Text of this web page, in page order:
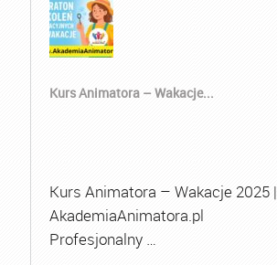
Kurs Animatora – Wakacje...
Kurs Animatora – Wakacje 2025 |
AkademiaAnimatora.pl
Profesjonalny …